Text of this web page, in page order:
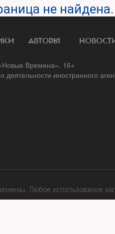
не найдена.
АВТОРЫ
Времена». 16+
деятельности иностранного
Любое использование